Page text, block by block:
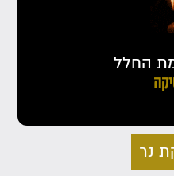
החלל
נר